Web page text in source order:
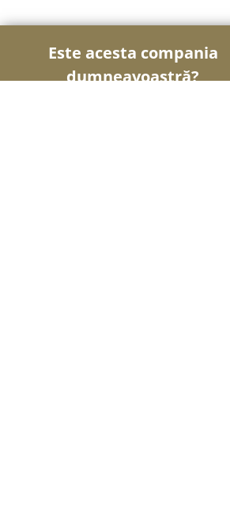
Este acesta compania
dumneavoastră?